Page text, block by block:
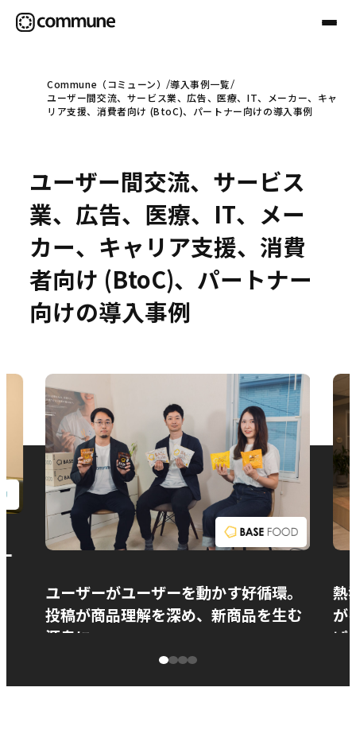
Communeについて
事例
セミナー
お問い合わせ
Commune（コミューン）
導入事例一覧
ユーザー間交流、サービス業、広告、医療、IT、メーカー、キャ
リア支援、消費者向け (BtoC)、パートナー向けの導入事例
ユーザー間交流、サービス
業、広告、医療、IT、メー
カー、キャリア支援、消費
者向け (BtoC)、パートナー
向けの導入事例
ユーザーがユーザーを動かす好循環。
投稿が商品理解を深め、新商品を生む
源泉に
熱
が
ぱ